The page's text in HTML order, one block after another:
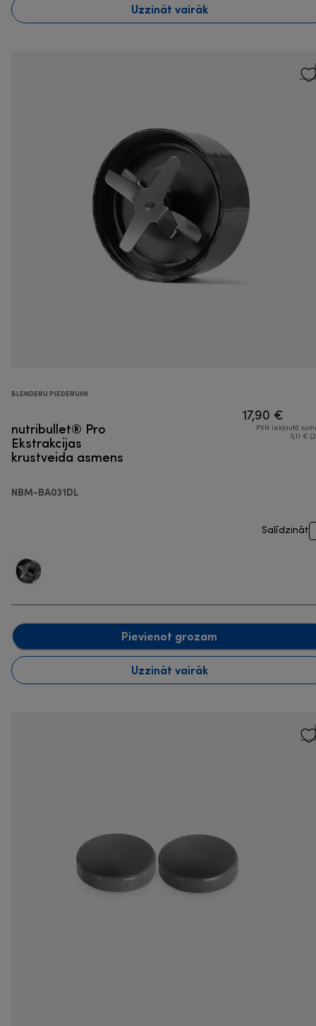
Uzzināt vairāk
BLENDERU PIEDERUMI
nutribullet® Pro
Ekstrakcijas
krustveida asmens
NBM-BA031DL
17,90 €
PVN iekļautā
3,11 €
Salīdzināt
Pievienot grozam
Uzzināt vairāk